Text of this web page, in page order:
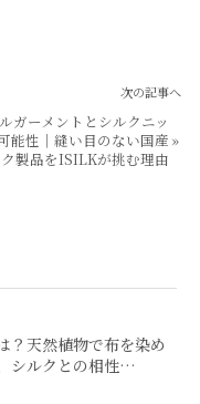
次の記事へ
ガーメントとシルクニッ
能性｜縫い目のない国産
製品をISILKが挑む理由
»
？天然植物で布を染め
シルクとの相性…